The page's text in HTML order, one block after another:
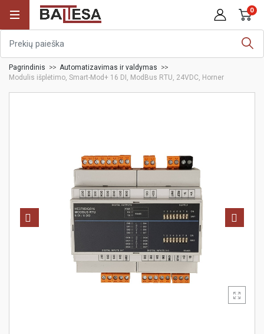
0
Pagrindinis
Automatizavimas ir valdymas
Modulis išplėtimo, Smart-Mod+ 16 DI, ModBus RTU, 24VDC, Horner